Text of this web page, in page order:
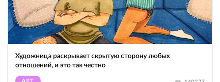
Художница раскрывает скрытую сторону любых
отношений, и это так честно